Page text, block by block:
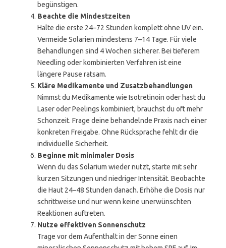
begünstigen.
Beachte die Mindestzeiten
Halte die erste 24–72 Stunden komplett ohne UV ein.
Vermeide Solarien mindestens 7–14 Tage. Für viele
Behandlungen sind 4 Wochen sicherer. Bei tieferem
Needling oder kombinierten Verfahren ist eine
längere Pause ratsam.
Kläre Medikamente und Zusatzbehandlungen
Nimmst du Medikamente wie Isotretinoin oder hast du
Laser oder Peelings kombiniert, brauchst du oft mehr
Schonzeit. Frage deine behandelnde Praxis nach einer
konkreten Freigabe. Ohne Rücksprache fehlt dir die
individuelle Sicherheit.
Beginne mit minimaler Dosis
Wenn du das Solarium wieder nutzt, starte mit sehr
kurzen Sitzungen und niedriger Intensität. Beobachte
die Haut 24–48 Stunden danach. Erhöhe die Dosis nur
schrittweise und nur wenn keine unerwünschten
Reaktionen auftreten.
Nutze effektiven Sonnenschutz
Trage vor dem Aufenthalt in der Sonne einen